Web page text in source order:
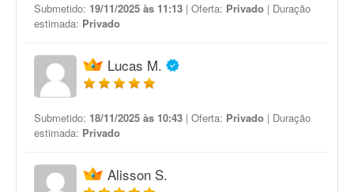
Submetido: 19/11/2025 às 11:13 | Oferta: Privado | Duração
estimada: Privado
Lucas M.
Submetido: 18/11/2025 às 10:43 | Oferta: Privado | Duração
estimada: Privado
Alisson S.